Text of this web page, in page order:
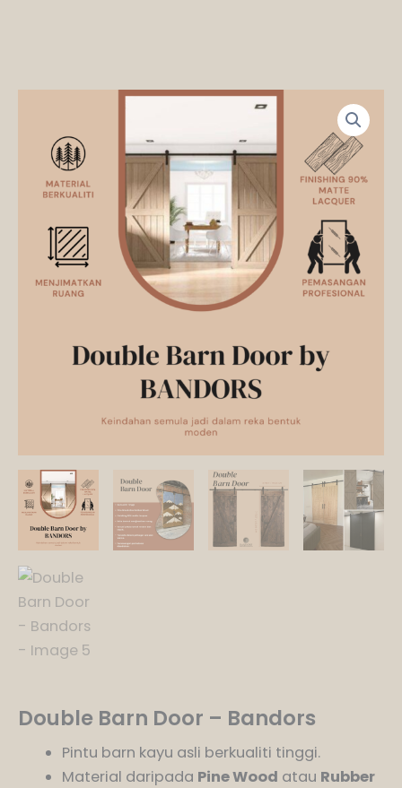
Double Barn Door – Bandors
Pintu barn kayu asli berkualiti tinggi.
Material daripada Pine Wood atau Rubber